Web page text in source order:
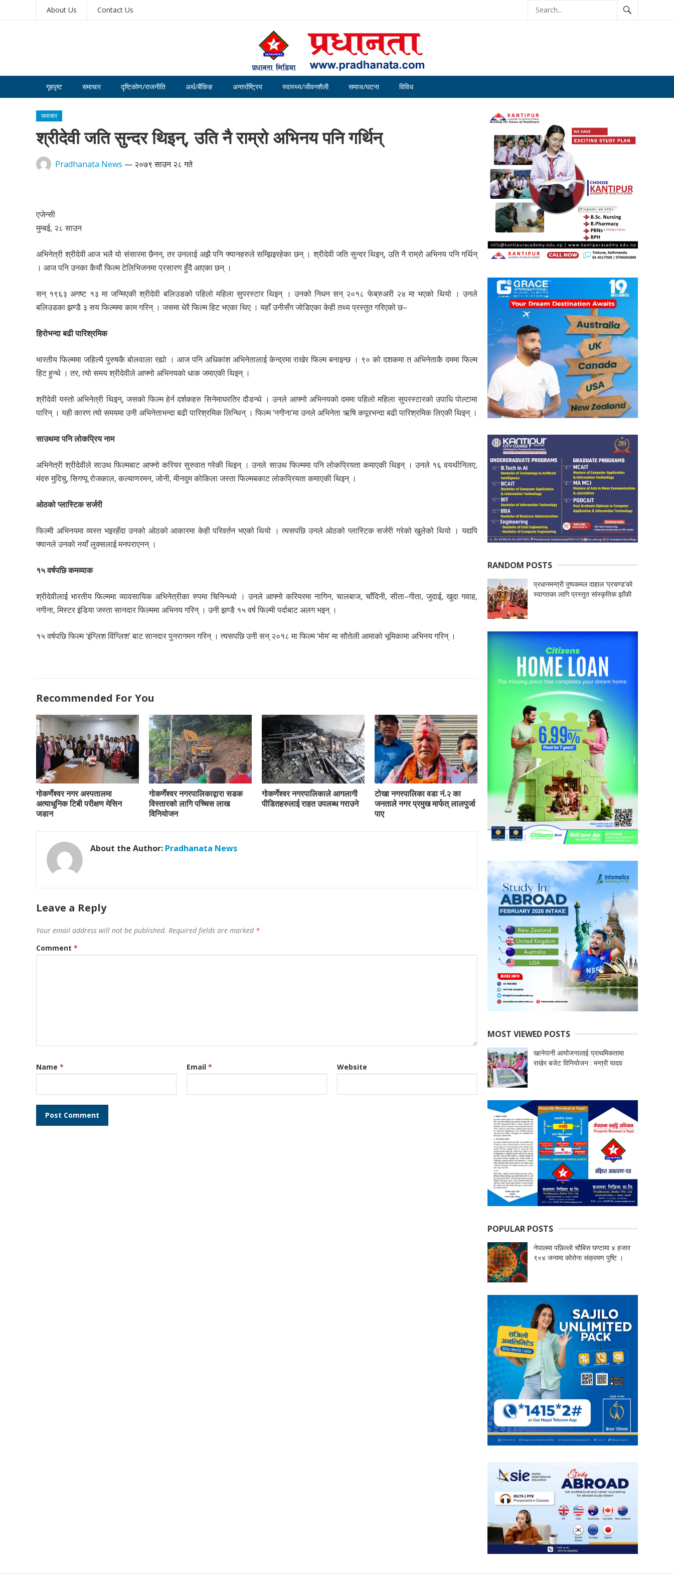
About Us Contact Us
गृहपृष्ट समाचार दृष्टिकोण/राजनीति अर्थ/बैंकिङ अन्तर्राष्ट्रिय स्वास्थ्य/जीवनशैली समाज/घटना विविध
समाचार
श्रीदेवी जति सुन्दर थिइन्, उति नै राम्रो अभिनय पनि गर्थिन्
Pradhanata News — २०७९ साउन २८ गते
एजेन्सी
मुम्बई, २८ साउन
अभिनेत्री श्रीदेवी आज भलै यो संसारमा छैनन्, तर उनलाई अझै पनि फ्यानहरुले सम्झिइरहेका छन् । श्रीदेवी जति सुन्दर थिइन्, उति नै राम्रो अभिनय पनि गर्थिन्
। आज पनि उनका कैयौं फिल्म टेलिभिजनमा प्रसारण हुँदै आएका छन् ।
सन् १९६३ अगष्ट १३ मा जन्मिएकी श्रीदेवी बलिउडको पहिलो महिला सुपरस्टार थिइन् । उनको निधन सन् २०१८ फेब्रुअरी २४ मा भएको थियो । उनले
बलिउडका झण्डै ३ सय फिल्ममा काम गरिन् । जसमा धेरै फिल्म हिट भएका थिए । यहाँ उनीसँग जोडिएका केही तथ्य प्रस्तुत गरिएको छ–
हिरोभन्दा बढी पारिश्रमिक
भारतीय फिल्ममा जहिल्यै पुरुषकै बोलवाला रह्यो । आज पनि अधिकांश अभिनेतालाई केन्द्रमा राखेर फिल्म बनाइन्छ । ९० को दशकमा त अभिनेताकै दममा फिल्म
हिट हुन्थे । तर, त्यो समय श्रीदेवीले आफ्नो अभिनयको धाक जमाएकी थिइन् ।
श्रीदेवी यस्तो अभिनेत्री थिइन्, जसको फिल्म हेर्न दर्शकहरु सिनेमाघरतिर दौडन्थे । उनले आफ्नो अभिनयको दममा पहिलो महिला सुपरस्टारको उपाधि पोल्टामा
पारिन् । यही कारण त्यो समयमा उनी अभिनेताभन्दा बढी पारिश्रमिक लिन्थिन् । फिल्म ‘नगीना’मा उनले अभिनेता ऋषि कपूरभन्दा बढी पारिश्रमिक लिएकी थिइन् ।
साउथमा पनि लोकप्रिय नाम
अभिनेत्री श्रीदेवीले साउथ फिल्मबाट आफ्नो करियर सुरुवात गरेकी थिइन् । उनले साउथ फिल्ममा पनि लोकप्रियता कमाएकी थिइन् । उनले १६ वयथीनिलए,
मंदरु मुदिचु, सिगप्पू रोजकाल, कल्याणरमन, जोनी, मीनदुम कोकिला जस्ता फिल्मबकाट लोकप्रियता कमाएकी थिइन् ।
ओठको प्लास्टिक सर्जरी
फिल्मी अभिनयमा व्यस्त भइरहँदा उनको ओठको आकारमा केही परिवर्तन भएको थियो । त्यसपछि उनले ओठको प्लास्टिक सर्जरी गरेको खुलेको थियो । यद्यपि
फ्यानले उनको नयाँ लुक्सलाई मनपराएनन् ।
१५ वर्षपछि कमव्याक
श्रीदेवीलाई भारतीय फिल्ममा व्यावसायिक अभिनेत्रीका रुपमा चिनिन्थ्यो । उनले आफ्नो करियरमा नागिन, चालबाज, चाँदिनी, सीता–गीता, जुदाई, खुदा गवाह,
नगीना, मिस्टर इंडिया जस्ता सानदार फिल्ममा अभिनय गरिन् । उनी झण्डै १५ वर्ष फिल्मी पर्दाबाट अलग भइन् ।
१५ वर्षपछि फिल्म ‘इंग्लिश विंग्लिश’ बाट सानदार पुनरागमन गरिन् । त्यसपछि उनी सन् २०१८ मा फिल्म ‘मोम’ मा सौतेली आमाको भूमिकामा अभिनय गरिन् ।
Recommended For You
गोकर्णेश्वर नगर अस्पतालमा
अत्याधुनिक टिबी परीक्षण मेसिन
जडान
गोकर्णेश्वर नगरपालिकाद्वारा सडक
विस्तारको लागि पच्चिस लाख
विनियोजन
गोकर्णेश्वर नगरपालिकाले आगलागी
पीडितहरुलाई राहत उपलब्ध गराउने
टोखा नगरपालिका वडा नं.२ का
जनताले नगर प्रमुख मार्फत् लालपुर्जा
पाए
About the Author: Pradhanata News
Leave a Reply
Your email address will not be published. Required fields are marked *
Comment *
Name * Email * Website
RANDOM POSTS
प्रधानमन्त्री पुष्पकमल दाहाल ‘प्रचण्ड’को
स्वागतका लागि प्रस्तुत सांस्कृतिक झाँकी
MOST VIEWED POSTS
खानेपानी आयोजनालाई प्राथमिकतामा
राखेर बजेट विनियोजन : मन्त्री यादव
POPULAR POSTS
नेपालमा पछिल्लो चौबिस घण्टामा ४ हजार
९०४ जनामा कोरोना संक्रमण पुष्टि ।